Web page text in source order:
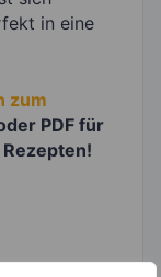
in eine
zum
PDF für